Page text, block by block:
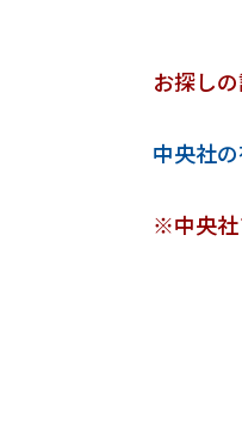
お探し
中央社
※中央社